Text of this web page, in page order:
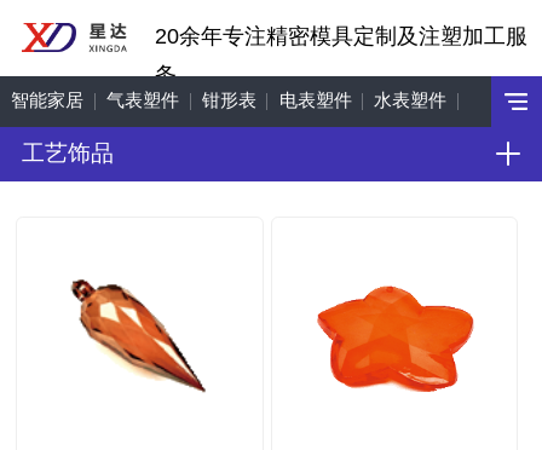
20余年专注精密模具定制及注塑加工服
务
智能家居 气表塑件 钳形表 电表塑件 水表塑件
工艺饰品 机车配件
工艺饰品